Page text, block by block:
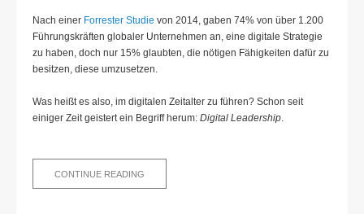
Nach einer Forrester Studie von 2014, gaben 74% von über 1.200
Führungskräften globaler Unternehmen an, eine digitale Strategie
zu haben, doch nur 15% glaubten, die nötigen Fähigkeiten dafür zu
besitzen, diese umzusetzen.
Was heißt es also, im digitalen Zeitalter zu führen? Schon seit
einiger Zeit geistert ein Begriff herum: Digital Leadership.
CONTINUE READING